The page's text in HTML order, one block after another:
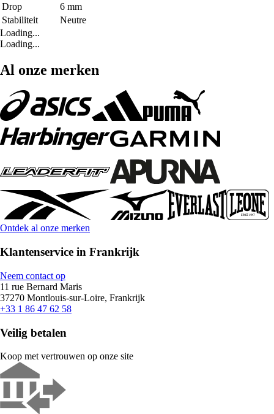
Drop
6 mm
Stabiliteit
Neutre
Loading...
Loading...
Al onze merken
Ontdek al onze merken
Klantenservice in Frankrijk
Neem contact op
11 rue Bernard Maris
37270 Montlouis-sur-Loire, Frankrijk
+33 1 86 47 62 58
Veilig betalen
Koop met vertrouwen op onze site